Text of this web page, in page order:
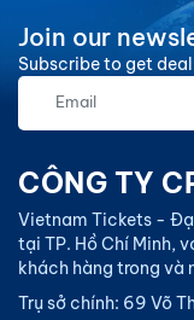
Join our
Subscribe to get
CÔNG TY
Vietnam Tickets -
tại TP. Hồ Chí Minh,
khách hàng trong và
Trụ sở chính: 69 Võ